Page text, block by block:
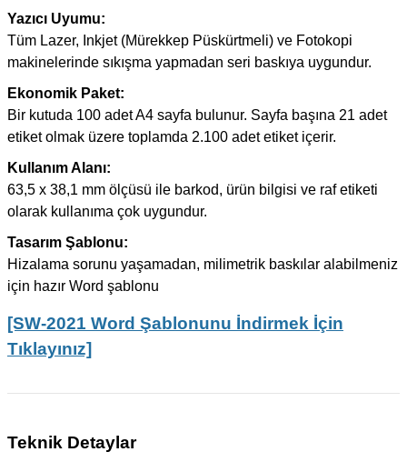
Yazıcı Uyumu:
Tüm Lazer, Inkjet (Mürekkep Püskürtmeli) ve Fotokopi
makinelerinde sıkışma yapmadan seri baskıya uygundur.
Ekonomik Paket:
Bir kutuda 100 adet A4 sayfa bulunur. Sayfa başına 21 adet
etiket olmak üzere toplamda 2.100 adet etiket içerir.
Kullanım Alanı:
63,5 x 38,1 mm ölçüsü ile barkod, ürün bilgisi ve raf etiketi
olarak kullanıma çok uygundur.
Tasarım Şablonu:
Hizalama sorunu yaşamadan, milimetrik baskılar alabilmeniz
için hazır Word şablonu
[SW-2021 Word Şablonunu İndirmek İçin
Tıklayınız]
Teknik Detaylar